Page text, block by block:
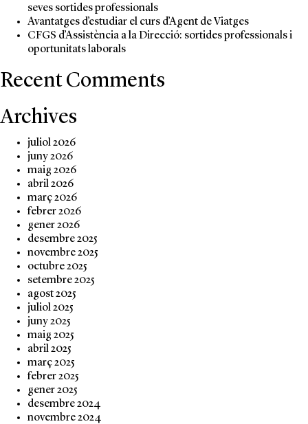
seves sortides professionals
Avantatges d’estudiar el curs d’Agent de Viatges
CFGS d’Assistència a la Direcció: sortides professionals i
oportunitats laborals
Recent Comments
Archives
juliol 2026
juny 2026
maig 2026
abril 2026
març 2026
febrer 2026
gener 2026
desembre 2025
novembre 2025
octubre 2025
setembre 2025
agost 2025
juliol 2025
juny 2025
maig 2025
abril 2025
març 2025
febrer 2025
gener 2025
desembre 2024
novembre 2024